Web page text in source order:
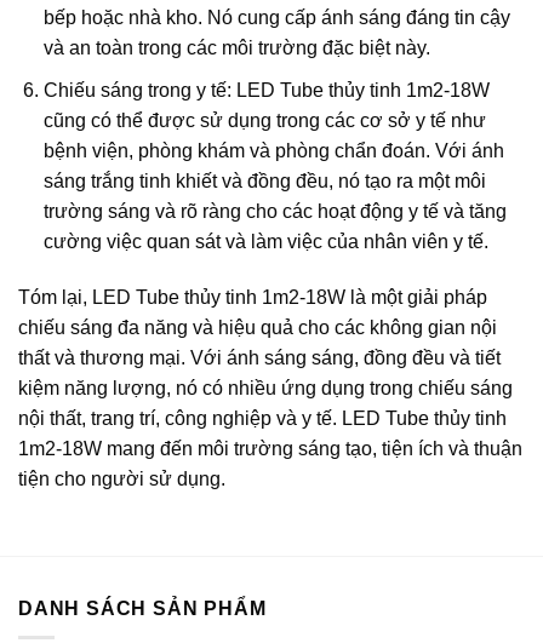
bếp hoặc nhà kho. Nó cung cấp ánh sáng đáng tin cậy
và an toàn trong các môi trường đặc biệt này.
Chiếu sáng trong y tế: LED Tube thủy tinh 1m2-18W
cũng có thể được sử dụng trong các cơ sở y tế như
bệnh viện, phòng khám và phòng chẩn đoán. Với ánh
sáng trắng tinh khiết và đồng đều, nó tạo ra một môi
trường sáng và rõ ràng cho các hoạt động y tế và tăng
cường việc quan sát và làm việc của nhân viên y tế.
Tóm lại, LED Tube thủy tinh 1m2-18W là một giải pháp
chiếu sáng đa năng và hiệu quả cho các không gian nội
thất và thương mại. Với ánh sáng sáng, đồng đều và tiết
kiệm năng lượng, nó có nhiều ứng dụng trong chiếu sáng
nội thất, trang trí, công nghiệp và y tế. LED Tube thủy tinh
1m2-18W mang đến môi trường sáng tạo, tiện ích và thuận
tiện cho người sử dụng.
DANH SÁCH SẢN PHẨM